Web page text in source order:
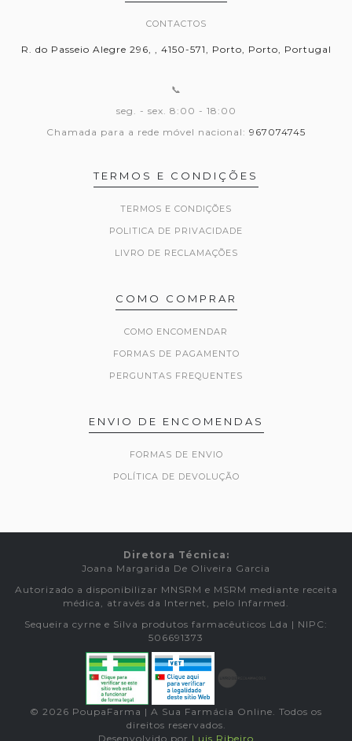
CONTACTOS
R. do Passeio Alegre 296, , 4150-571, Porto, Porto, Portugal
📞
seg. - sex. 8:00 - 18:00
Chamada para a rede móvel nacional: 967074745
TERMOS E CONDIÇÕES
TERMOS E CONDIÇÕES
POLITICA DE PRIVACIDADE
LIVRO DE RECLAMAÇÕES
COMO COMPRAR
COMO ENCOMENDAR
FORMAS DE PAGAMENTO
PERGUNTAS FREQUENTES
ENVIO DE ENCOMENDAS
FORMAS DE ENVIO
POLÍTICA DE DEVOLUÇÃO
Diretora Técnica:
Joana Margarida De Oliveira Garcia
Autorizado a disponibilizar MNSRM e MSRM mediante receita
médica, através da Internet, pelo Infarmed.
Sequeira cyrne e Silva produtos farmacêuticos Lda | NIPC:
506691373
© 2026 PoupaFarma | A Sua Farmácia Online. Todos os
direitos reservados.
Desenvolvido por Luis Ribeiro